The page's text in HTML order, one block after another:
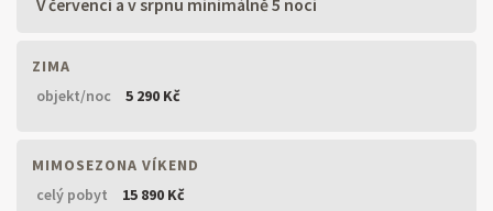
V červenci a v srpnu minimálně 5 nocí
ZIMA
objekt/noc
5 290 Kč
MIMOSEZONA VÍKEND
celý pobyt
15 890 Kč